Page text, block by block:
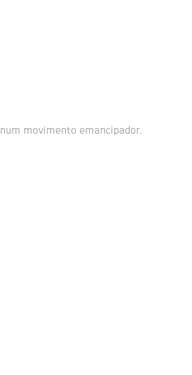
movimento emancipador.